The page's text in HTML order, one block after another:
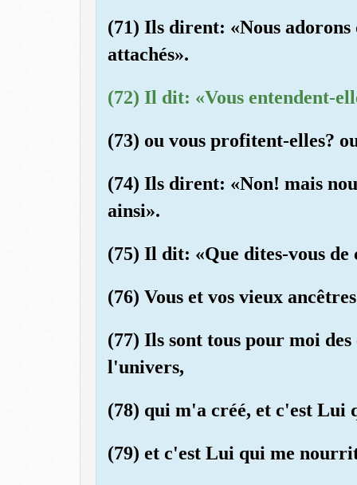
(71) Ils dirent: «Nous adorons
attachés».
(72) Il dit: «Vous entendent-
(73) ou vous profitent-elles?
(74) Ils dirent: «Non! mais
ainsi».
(75) Il dit: «Que dites-vous de
(76) Vous et vos vieux
(77) Ils sont tous pour moi
l'univers,
(78) qui m'a créé, et c'est Lui
(79) et c'est Lui qui me